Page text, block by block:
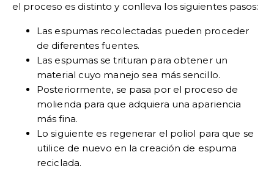
el proceso es distinto y conlleva los siguientes pasos:
Las espumas recolectadas pueden proceder
de diferentes fuentes.
Las espumas se trituran para obtener un
material cuyo manejo sea más sencillo.
Posteriormente, se pasa por el proceso de
molienda para que adquiera una apariencia
más fina.
Lo siguiente es regenerar el poliol para que se
utilice de nuevo en la creación de espuma
reciclada.